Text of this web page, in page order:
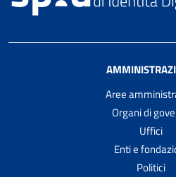
Aree
Organi di
Uffici
Enti e
Politici